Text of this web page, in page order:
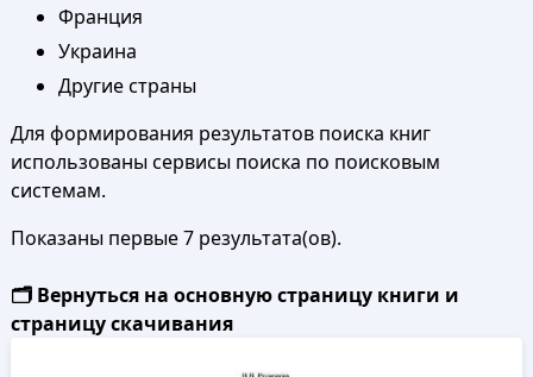
Франция
Украина
Другие страны
Для формирования результатов поиска книг
использованы сервисы поиска по поисковым
системам.
Показаны первые 7 результата(ов).
🗂️ Вернуться на основную страницу книги и
страницу скачивания